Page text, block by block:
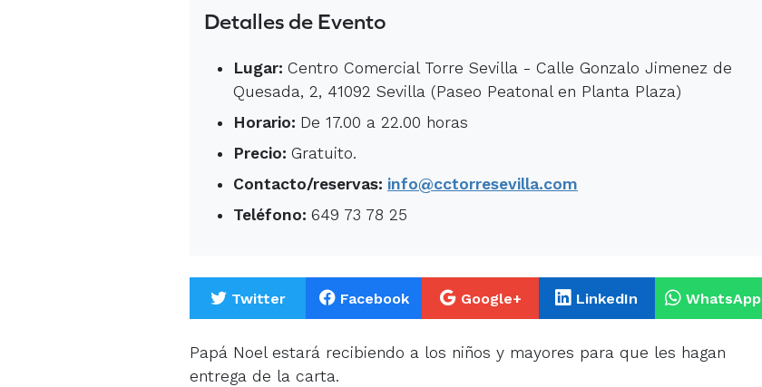
Detalles de Evento
Lugar: Centro Comercial Torre Sevilla - Calle Gonzalo Jimenez de
Quesada, 2, 41092 Sevilla (Paseo Peatonal en Planta Plaza)
Horario: De 17.00 a 22.00 horas
Precio: Gratuito.
Contacto/reservas: info@cctorresevilla.com
Teléfono: 649 73 78 25
Twitter Facebook Google+ LinkedIn WhatsApp
Papá Noel estará recibiendo a los niños y mayores para que les hagan
entrega de la carta.